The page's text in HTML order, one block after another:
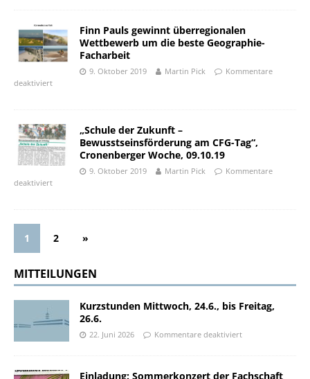
Finn Pauls gewinnt überregionalen
Wettbewerb um die beste Geographie-
Facharbeit
9. Oktober 2019 Martin Pick
Kommentare
deaktiviert
„Schule der Zukunft –
Bewusstseinsförderung am CFG-Tag“,
Cronenberger Woche, 09.10.19
9. Oktober 2019 Martin Pick
Kommentare
deaktiviert
1 2 »
MITTEILUNGEN
Kurzstunden Mittwoch, 24.6., bis Freitag,
26.6.
22. Juni 2026 Kommentare deaktiviert
Einladung: Sommerkonzert der Fachschaft